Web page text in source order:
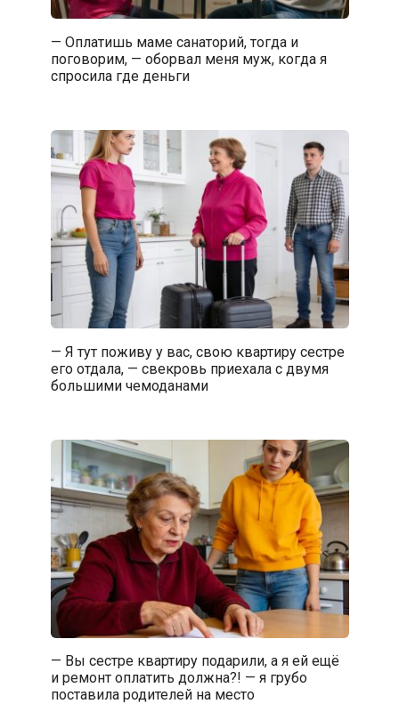
— Оплатишь маме санаторий, тогда и
поговорим, — оборвал меня муж, когда я
спросила где деньги
— Я тут поживу у вас, свою квартиру сестре
его отдала, — свекровь приехала с двумя
большими чемоданами
— Вы сестре квартиру подарили, а я ей ещё
и ремонт оплатить должна?! — я грубо
поставила родителей на место